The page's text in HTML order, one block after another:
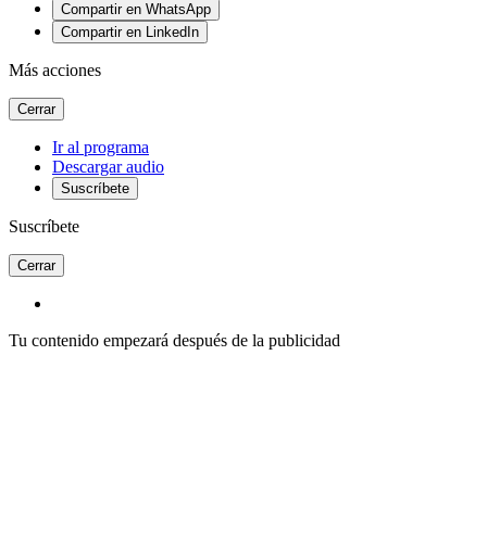
Compartir en WhatsApp
Compartir en LinkedIn
Más acciones
Cerrar
Ir al programa
Descargar audio
Suscríbete
Suscríbete
Cerrar
Tu contenido empezará después de la publicidad